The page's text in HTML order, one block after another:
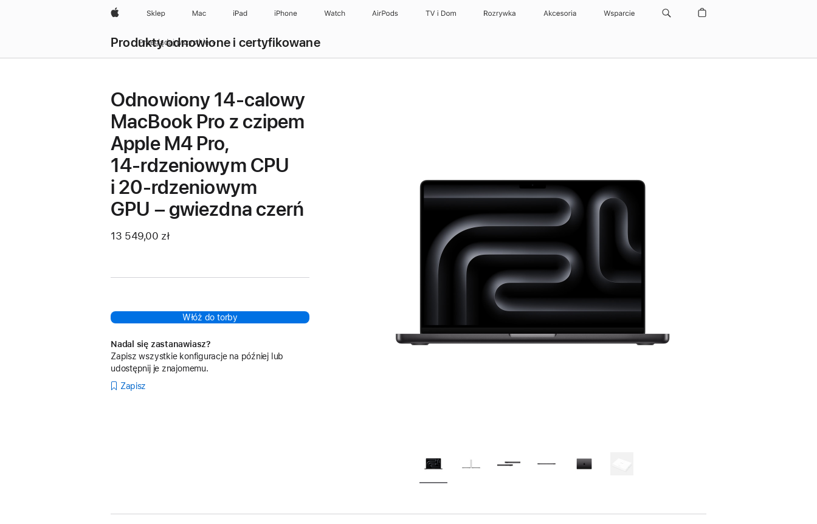
Apple Sklep Mac iPad iPhone Watch AirPods TV i Dom Rozrywka Akcesoria Wsparcie
Produkty odnowione i certyfikowane
Przeglądaj wszystkie
Odnowiony 14‑calowy
MacBook Pro z czipem
Apple M4 Pro,
14‑rdzeniowym CPU
i 20‑rdzeniowym
GPU – gwiezdna czerń
13 549,00 zł
Włóż do torby
Nadal się zastanawiasz?
Zapisz wszystkie konfiguracje na później lub
udostępnij je znajomemu.
Zapisz